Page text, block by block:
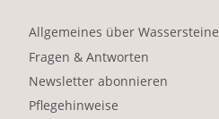
Allgemeines über Wassersteine
Fragen & Antworten
Newsletter abonnieren
Pflegehinweise